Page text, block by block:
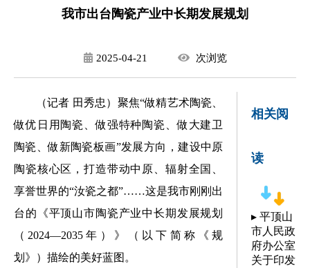
我市出台陶瓷产业中长期发展规划
2025-04-21 次浏览
（记者 田秀忠）聚焦“做精艺术陶瓷、
做优日用陶瓷、做强特种陶瓷、做大建卫
陶瓷、做新陶瓷板画”发展方向，建设中原
陶瓷核心区，打造带动中原、辐射全国、
享誉世界的“汝瓷之都”……这是我市刚刚出
台的《平顶山市陶瓷产业中长期发展规划
（2024—2035年）》（以下简称《规
划》）描绘的美好蓝图。
相关阅
读
▸ 平顶山
市人民政
府办公室
关于印发